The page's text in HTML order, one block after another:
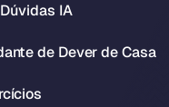
IA
de Dever de Casa